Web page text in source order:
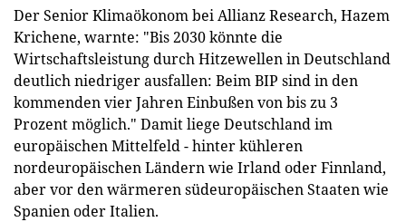
Der Senior Klimaökonom bei Allianz Research, Hazem
Krichene, warnte: "Bis 2030 könnte die
Wirtschaftsleistung durch Hitzewellen in Deutschland
deutlich niedriger ausfallen: Beim BIP sind in den
kommenden vier Jahren Einbußen von bis zu 3
Prozent möglich." Damit liege Deutschland im
europäischen Mittelfeld - hinter kühleren
nordeuropäischen Ländern wie Irland oder Finnland,
aber vor den wärmeren südeuropäischen Staaten wie
Spanien oder Italien.